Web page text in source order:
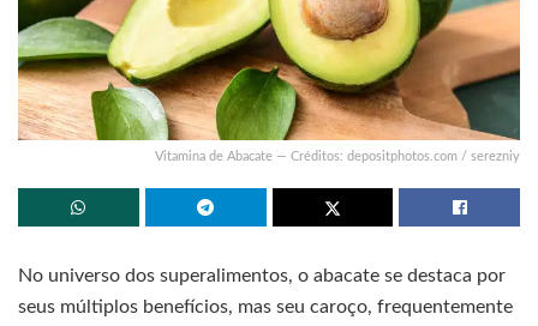
Vitamina de Abacate — Créditos: depositphotos.com / serezniy
No universo dos superalimentos, o abacate se destaca por
seus múltiplos benefícios, mas seu caroço, frequentemente